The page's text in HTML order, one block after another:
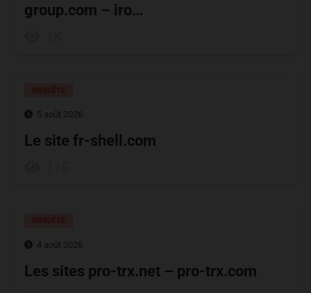
group.com – iro…
5 août 2026
Le site fr-shell.com
4 août 2026
Les sites pro-trx.net – pro-trx.com